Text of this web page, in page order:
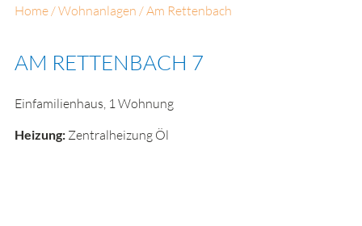
Home/Wohnanlagen /Am Rettenbach
AM RETTENBACH 7
Einfamilienhaus, 1 Wohnung
Heizung:Zentralheizung Öl